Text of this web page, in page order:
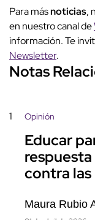
Para másnoticias,
en nuestro canal de
información. Te
Newsletter.
Notas
1 Opinión
Educar
contra las
Maura Rubio